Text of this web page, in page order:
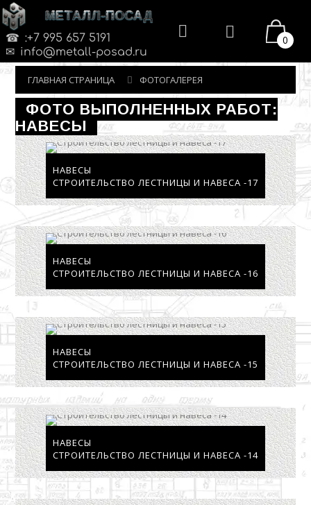
МЕТАЛЛ-ПОСАД
:+7 995 657 5191
info@metall-posad.ru
0
ГЛАВНАЯ СТРАНИЦА ФОТОГАЛЕРЕЯ
ФОТО ВЫПОЛНЕННЫХ РАБОТ:
НАВЕСЫ
НАВЕСЫ
СТРОИТЕЛЬСТВО ЛЕСТНИЦЫ И НАВЕСА -17
НАВЕСЫ
СТРОИТЕЛЬСТВО ЛЕСТНИЦЫ И НАВЕСА -16
НАВЕСЫ
СТРОИТЕЛЬСТВО ЛЕСТНИЦЫ И НАВЕСА -15
НАВЕСЫ
СТРОИТЕЛЬСТВО ЛЕСТНИЦЫ И НАВЕСА -14